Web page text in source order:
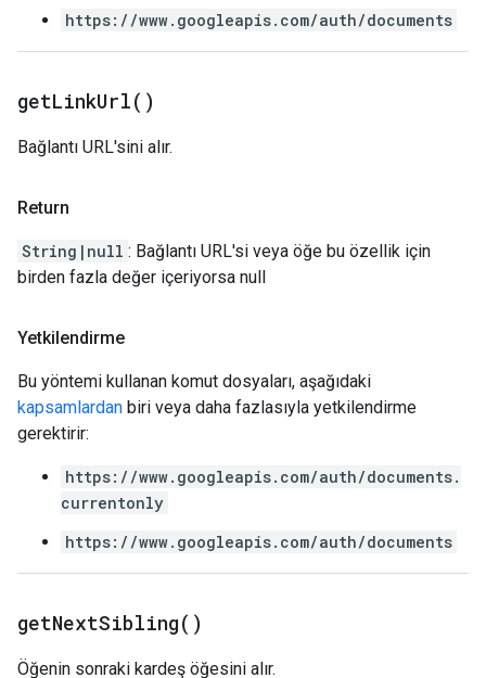
https://www.googleapis.com/auth/documents
getLinkUrl( )
Bağlantı URL'sini alır.
Return
String|null : Bağlantı URL'si veya öğe bu özellik için
birden fazla değer içeriyorsa null
Yetkilendirme
Bu yöntemi kullanan komut dosyaları, aşağıdaki
kapsamlardan biri veya daha fazlasıyla yetkilendirme
gerektirir:
https://www.googleapis.com/auth/documents.
currentonly
https://www.googleapis.com/auth/documents
getNextSibling( )
Öğenin sonraki kardeş öğesini alır.